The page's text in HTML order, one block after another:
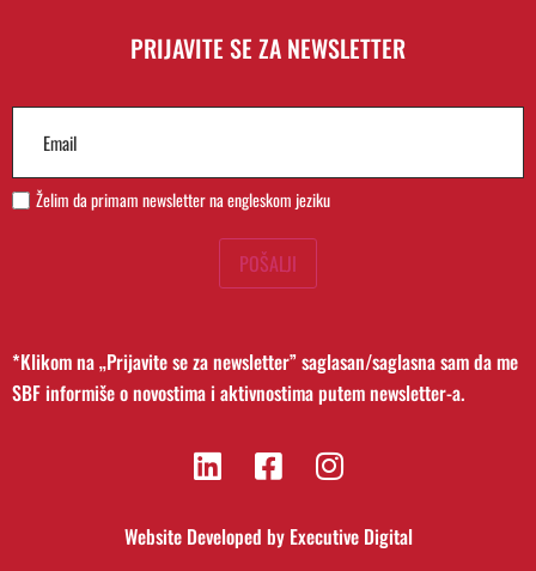
PRIJAVITE SE ZA NEWSLETTER
Email
Želim da primam newsletter na engleskom jeziku
POŠALJI
*Klikom na „Prijavite se za newsletter” saglasan/saglasna sam da me
SBF informiše o novostima i aktivnostima putem newsletter-a.
Website Developed by Executive Digital